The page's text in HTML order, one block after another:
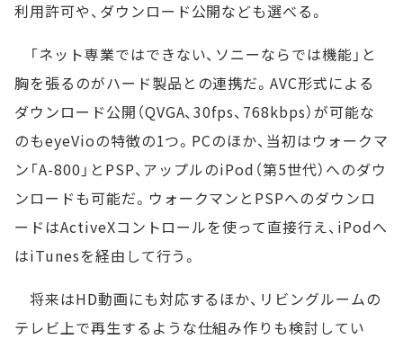
利用許可や、ダウンロード公開なども選べる。
「ネット専業ではできない、ソニーならでは機能」と
胸を張るのがハード製品との連携だ。AVC形式による
ダウンロード公開（QVGA、30fps、768kbps）が可能な
のもeyeVioの特徴の1つ。PCのほか、当初はウォークマ
ン「A-800」とPSP、アップルのiPod（第5世代）へのダウ
ンロードも可能だ。ウォークマンとPSPへのダウンロ
ードはActiveXコントロールを使って直接行え、iPodへ
はiTunesを経由して行う。
将来はHD動画にも対応するほか、リビングルームの
テレビ上で再生するような仕組み作りも検討してい